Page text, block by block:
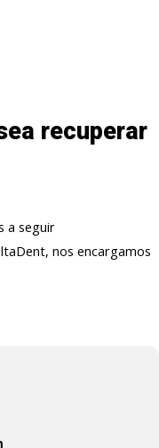
recuperar
a seguir
nos encargamos